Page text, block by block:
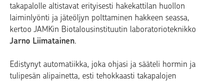
takapalolle altistavat erityisesti hakekattilan huollon
laiminlyönti ja jäteöljyn polttaminen hakkeen seassa,
kertoo JAMKin Biotalousinstituutin laboratorioteknikko
Jarno Liimatainen.
Edistynyt automatiikka, joka ohjasi ja sääteli hormin ja
tulipesän alipainetta, esti tehokkaasti takapalojen